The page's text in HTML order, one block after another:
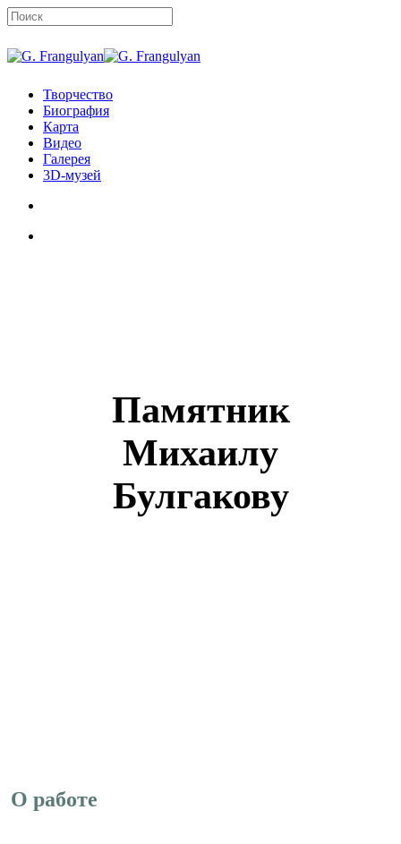
Skip
to
main
content
Close
search
Menu
Творчество
Биография
Карта
Видео
Галерея
3D-музей
Памятник
Михаилу
Булгакову
О работе